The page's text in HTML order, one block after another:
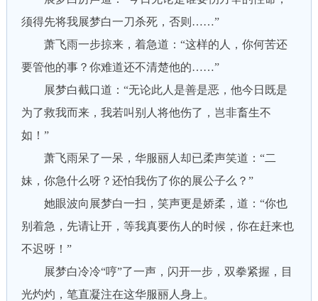
须得先将我展梦白一刀杀死，否则……”
萧飞雨一步掠来，着急道：“这样的人，你何苦还
要管他的事？你难道还不清楚他的……”
展梦白截口道：“无论此人是善是恶，他今日既是
为了救我而来，我若叫别人将他伤了，岂非畜生不
如！”
萧飞雨呆了一呆，华服丽人却已柔声笑道：“二
妹，你急什么呀？还怕我伤了你的展公子么？”
她眼波向展梦白一扫，笑声更是娇柔，道：“你也
别着急，先请让开，等我真要伤人的时候，你在赶来也
不迟呀！”
展梦白冷冷“哼”了一声，闪开一步，双拳紧握，目
光灼灼，笔直凝注在这华服丽人身上。